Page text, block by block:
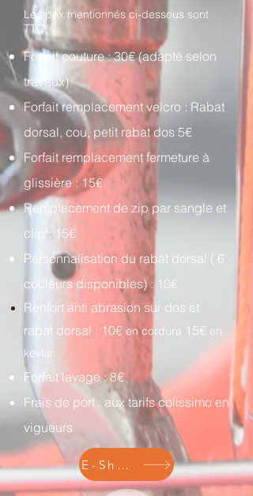
Les prix mentionnés ci-dessous sont
TTC
Forfait couture : 30€ (adapté selon
travaux)
Forfait remplacement velcro : Rabat
dorsal, cou, petit rabat dos 5€
Forfait remplacement fermeture à
glissière : 15€
Remplacement de zip par sangle et
clip : 15€
Personnalisation du rabat dorsal ( 6
couleurs disponibles) : 10€
Renfort anti abrasion sur dos et
rabat dorsal : 10€ en cordura 15€ en
kevlar
Forfait lavage : 8€
Frais de port : aux tarifs colissimo en
vigueurs
E-Shop